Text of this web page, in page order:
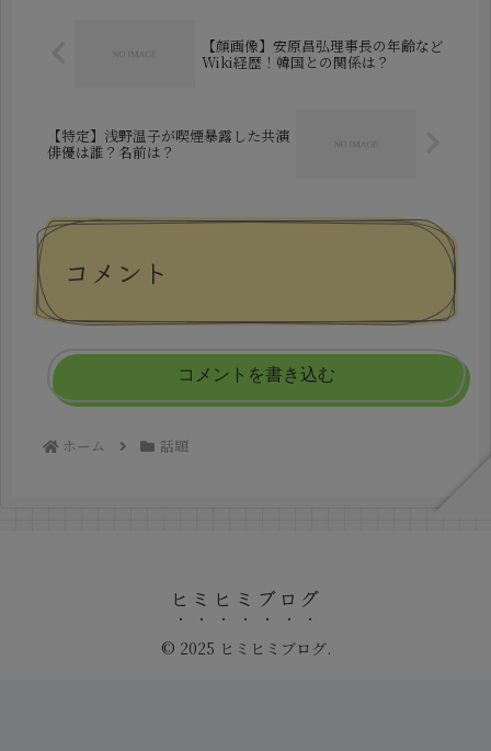
【顔画像】安原昌弘理事長の年齢など
Wiki経歴！韓国との関係は？
【特定】浅野温子が喫煙暴露した共演
俳優は誰？名前は？
コメント
コメントを書き込む
ホーム 話題
ヒミヒミブログ
© 2025 ヒミヒミブログ.